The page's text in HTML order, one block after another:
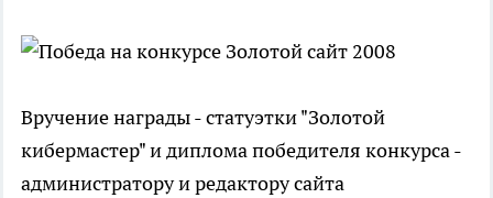
Вручение награды - статуэтки "Золотой
кибермастер" и диплома победителя конкурса -
администратору и редактору сайта